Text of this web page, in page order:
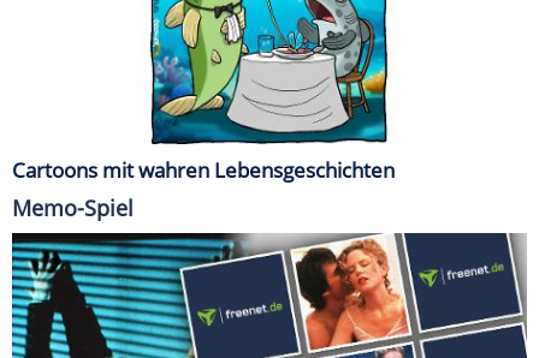
Cartoons mit wahren Lebensgeschichten
Memo-Spiel